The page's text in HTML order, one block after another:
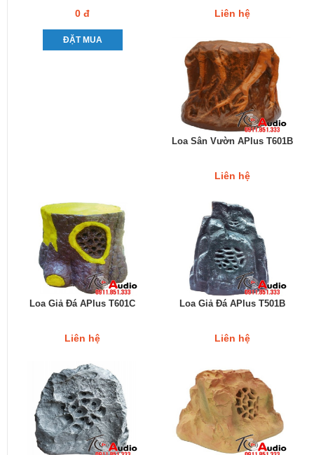
0 đ
ĐẶT MUA
Liên hệ
Loa Sân Vườn APlus T601B
Liên hệ
Loa Giả Đá APlus T601C
Liên hệ
Loa Giả Đá APlus T501B
Liên hệ